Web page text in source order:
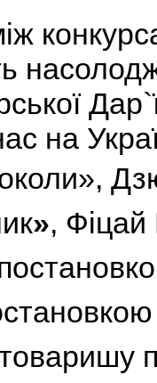
на
»,